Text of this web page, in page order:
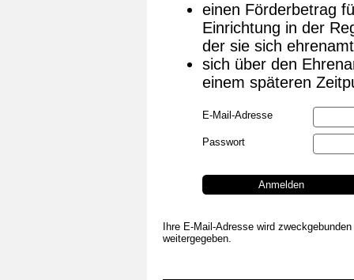
einen Förderbetrag
Einrichtung in der
der sie sich
sich über den
einem späteren
E-Mail-Adresse
Passwort
Anmelden
Ihre E-Mail-Adresse wird
weitergegeben.